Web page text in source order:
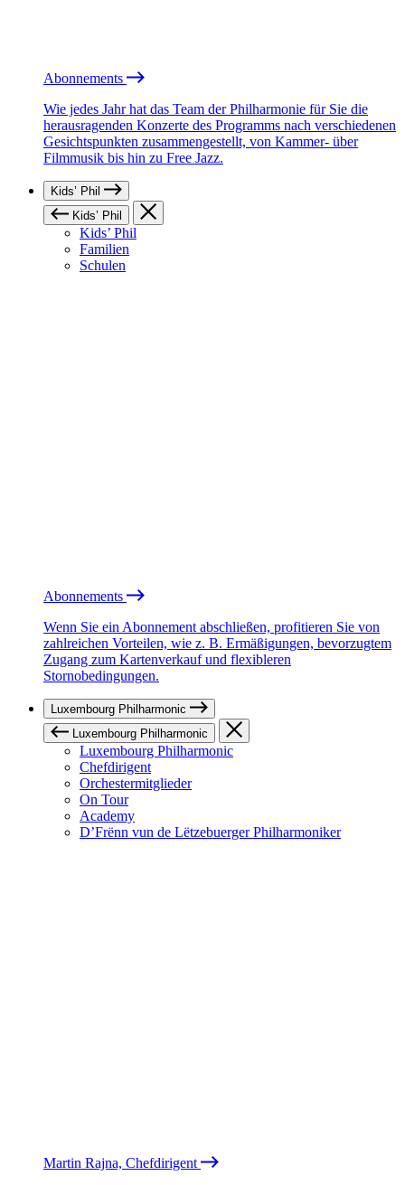
Abonnements
Wie jedes Jahr hat das Team der Philharmonie für Sie die
herausragenden Konzerte des Programms nach verschiedenen
Gesichtspunkten zusammengestellt, von Kammer- über
Filmmusik bis hin zu Free Jazz.
Kids’ Phil
Kids’ Phil
Kids’ Phil
Familien
Schulen
Abonnements
Wenn Sie ein Abonnement abschließen, profitieren Sie von
zahlreichen Vorteilen, wie z. B. Ermäßigungen, bevorzugtem
Zugang zum Kartenverkauf und flexibleren
Stornobedingungen.
Luxembourg Philharmonic
Luxembourg Philharmonic
Luxembourg Philharmonic
Chefdirigent
Orchestermitglieder
On Tour
Academy
D’Frënn vun de Lëtzebuerger Philharmoniker
Martin Rajna, Chefdirigent